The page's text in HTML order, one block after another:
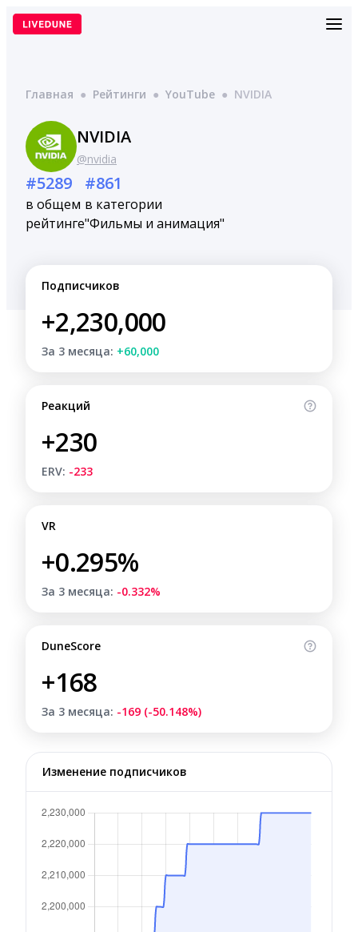
Перейти
Главная ● Рейтинги ● YouTube ● NVIDIA
NVIDIA
@nvidia
#5289
в общем
рейтинге
#861
в категории
"Фильмы и анимация"
Подписчиков
+2,230,000
За 3 месяца: +60,000
Реакций
+230
ERV: -233
VR
+0.295%
За 3 месяца: -0.332%
DuneScore
+168
За 3 месяца: -169 (-50.148%)
Изменение подписчиков